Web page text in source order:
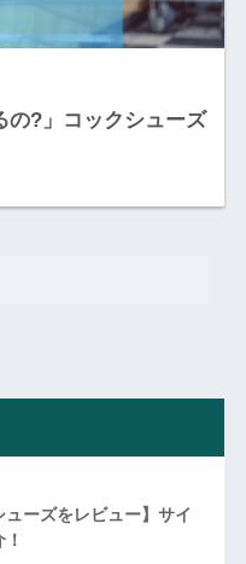
の?」コックシューズ
ューズをレビュー】サイ